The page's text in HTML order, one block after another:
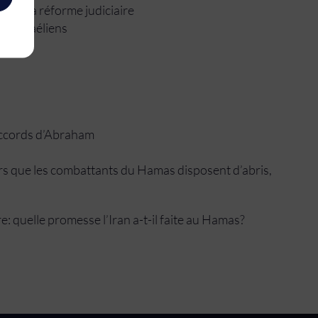
de sa réforme judiciaire
israéliens
d’Abraham
que les combattants du Hamas disposent d’abris,
quelle promesse l’Iran a-t-il faite au Hamas?